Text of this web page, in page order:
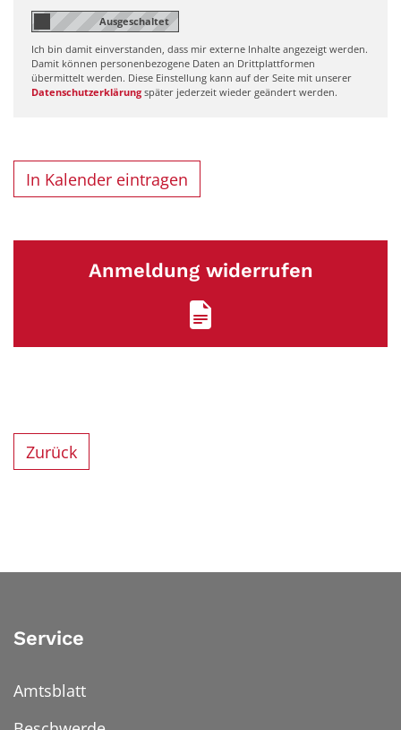
Ich bin damit einverstanden, dass mir externe Inhalte angezeigt werden.
Damit können personenbezogene Daten an Drittplattformen
übermittelt werden. Diese Einstellung kann auf der Seite mit unserer
Datenschutzerklärung später jederzeit wieder geändert werden.
In Kalender eintragen
Anmeldung widerrufen
Zurück
Service
Amtsblatt